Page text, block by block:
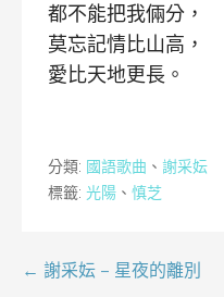
都不能把我倆分，
莫忘記情比山高，
愛比天地更長。
分類: 國語歌曲 、 謝采妘
標籤: 光陽 、 慎芝
文← 謝采妘 – 星夜的離別